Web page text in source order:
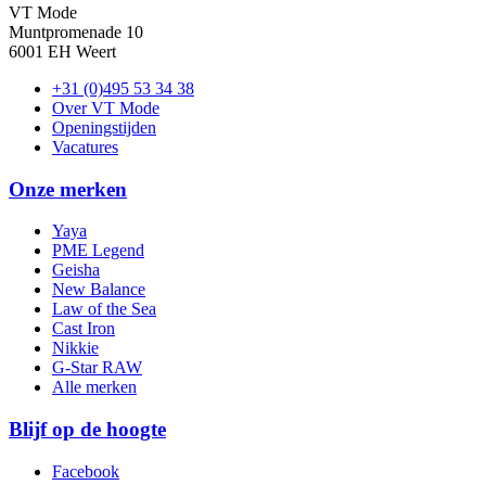
VT Mode
Muntpromenade 10
6001 EH Weert
+31 (0)495 53 34 38
Over VT Mode
Openingstijden
Vacatures
Onze merken
Yaya
PME Legend
Geisha
New Balance
Law of the Sea
Cast Iron
Nikkie
G-Star RAW
Alle merken
Blijf op de hoogte
Facebook